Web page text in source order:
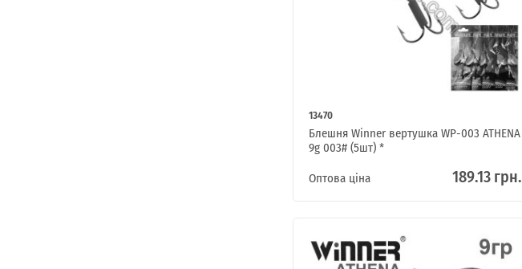
13470
Блешня Winner вертушка WP-003 ATHENA
9g 003# (5шт) *
Оптова ціна
189.13 грн.